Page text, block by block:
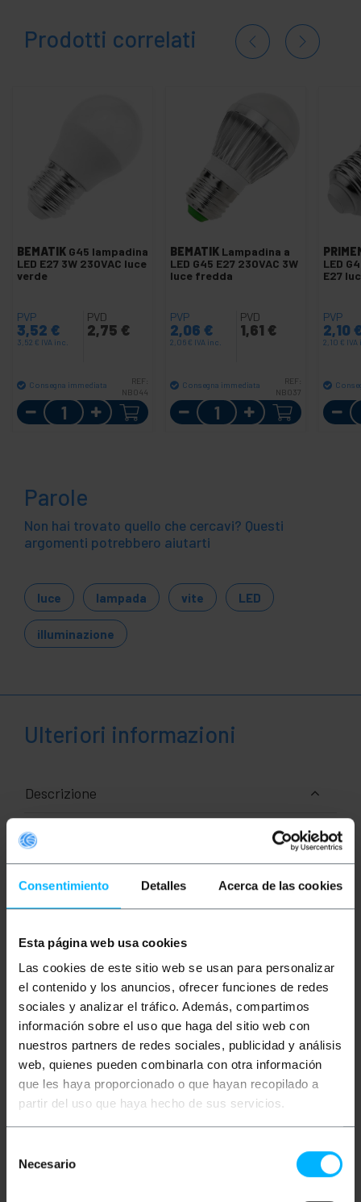
Consentimiento Detalles Acerca de las cookies
Esta página web usa cookies
Las cookies de este sitio web se usan para personalizar
el contenido y los anuncios, ofrecer funciones de redes
sociales y analizar el tráfico. Además, compartimos
información sobre el uso que haga del sitio web con
nuestros partners de redes sociales, publicidad y análisis
web, quienes pueden combinarla con otra información
que les haya proporcionado o que hayan recopilado a
partir del uso que haya hecho de sus servicios.
Necesario
Prodotti correlati
BEMATIK G45 lampadina
LED E27 3W 230VAC luce
verde
PVP
3,52 €
3,52 € IVA inc.
PVD
2,75 €
Consegna immediata
REF:
NB044
Quantità
BEMATIK Lampadina a
LED G45 E27 230VAC 3W
luce fredda
PVP
2,06 €
2,06 € IVA inc.
PVD
1,61 €
Consegna immediata
REF:
NB037
Quantità
LED
E27
PVP
2,10
2,10 €
Parole
Non hai trovato quello che cercavi? Questi
argomenti potrebbero aiutarti
luce lampada vite LED
illuminazione
Ulteriori informazioni
Descrizione
Lampadina sferica a LED G45 con filettatura E27. La
tecnologia LED ha un consumo molto basso e una
ghirlande leggere.
Specifiche
E27.
Colore verde.
Lumen: 75.
Dimensioni: (lunghezza x larghezza): 65 x 45
mm.
Classe energetica: A +.
Vita utile stimata: 20.000 ore.
Angolo di apertura: 300 °.
Voltaggio: 230 VAC.
Misure e pesi
Peso lordo: 200 g